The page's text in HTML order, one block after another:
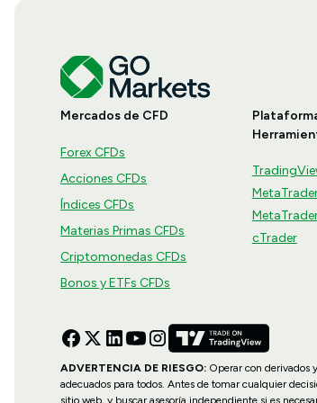
Mercados de CFD
Forex CFDs
Acciones CFDs
Índices CFDs
Materias Primas CFDs
Criptomonedas CFDs
Bonos y ETFs CFDs
cTrader
ADVERTENCIA DE RIESGO: Operar con derivados
adecuados para todos. Antes de tomar cualquier
sitio web, y buscar asesoría independiente si es